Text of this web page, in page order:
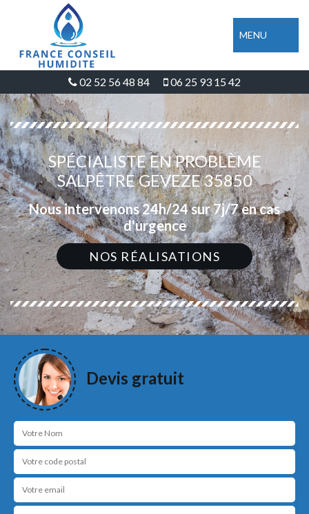
MENU
02 52 56 48 84 06 25 93 15 42
SPÉCIALISTE EN PROBLÈME
SALPÊTRE GEVEZE 35850
Nous intervenons 24h/24 sur 7j/7 en cas
d'urgence
NOS RÉALISATIONS
Devis gratuit